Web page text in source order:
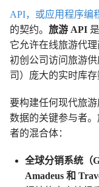
API，或应用程序编
的契约。 旅游 API
它允许在线旅游代
初创公司访问旅游
司）庞大的实时库存
要构建任何现代旅
数据的关键参与者
者的混合体：
全球分销系统（
Amadeus 和